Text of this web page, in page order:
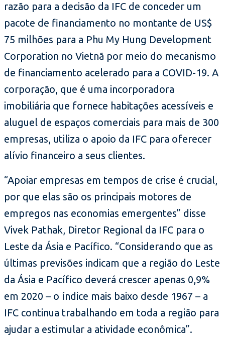
razão para a decisão da IFC de conceder um
pacote de financiamento no montante de US$
75 milhões para a Phu My Hung Development
Corporation no Vietnã por meio do mecanismo
de financiamento acelerado para a COVID-19. A
corporação, que é uma incorporadora
imobiliária que fornece habitações acessíveis e
aluguel de espaços comerciais para mais de 300
empresas, utiliza o apoio da IFC para oferecer
alívio financeiro a seus clientes.
“Apoiar empresas em tempos de crise é crucial,
por que elas são os principais motores de
empregos nas economias emergentes” disse
Vivek Pathak, Diretor Regional da IFC para o
Leste da Ásia e Pacífico. “Considerando que as
últimas previsões indicam que a região do Leste
da Ásia e Pacífico deverá crescer apenas 0,9%
em 2020 – o índice mais baixo desde 1967 – a
IFC continua trabalhando em toda a região para
ajudar a estimular a atividade econômica”.